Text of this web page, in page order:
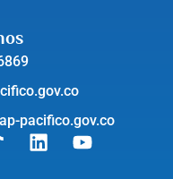
pacifico.gov.co